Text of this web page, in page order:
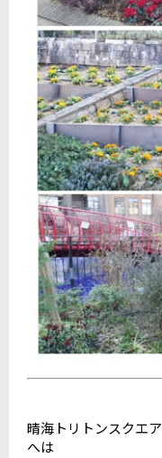
晴海トリトンスクエ
へは